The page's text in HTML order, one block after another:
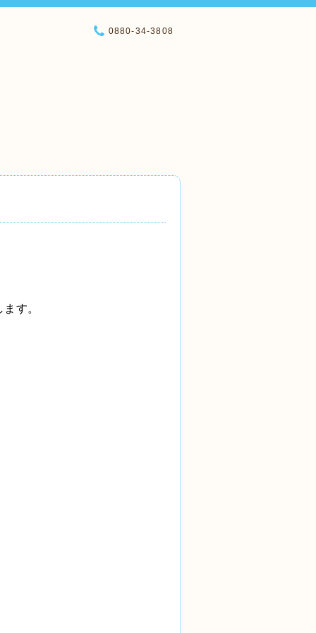
0880-34-3808
す。